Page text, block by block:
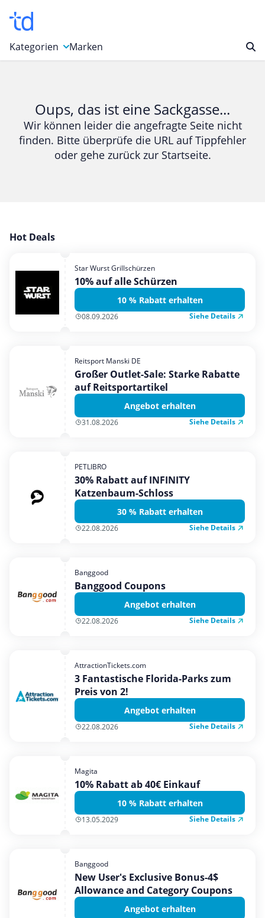
Kategorien
Bücher & Magazine
Computer & Elektronik
Entertainment & Media
Garten, Haushalt & Tiere
Mobilfunk & Internet
Mode & Accessoires
Shopping
Urlaub & Reise
Marken
Oups, das ist eine Sackgasse...
Wir können leider die angefragte Seite nicht
finden. Bitte überprüfe die URL auf Tippfehler
oder gehe zurück zur Startseite.
Hot Deals
Star Wurst Grillschürzen
10% auf alle Schürzen
10 % Rabatt erhalten
08.09.2026 Siehe Details
Reitsport Manski DE
Großer Outlet-Sale: Starke Rabatte
auf Reitsportartikel
Angebot erhalten
31.08.2026 Siehe Details
PETLIBRO
30% Rabatt auf INFINITY
Katzenbaum-Schloss
30 % Rabatt erhalten
22.08.2026 Siehe Details
Banggood
Banggood Coupons
Angebot erhalten
22.08.2026 Siehe Details
AttractionTickets.com
3 Fantastische Florida-Parks zum
Preis von 2!
Angebot erhalten
22.08.2026 Siehe Details
Magita
10% Rabatt ab 40€ Einkauf
10 % Rabatt erhalten
13.05.2029 Siehe Details
Banggood
New User's Exclusive Bonus-4$
Allowance and Category Coupons
Angebot erhalten